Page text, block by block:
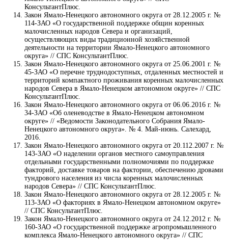
КонсультантПлюс.
Закон Ямало-Ненецкого автономного округа от 28.12.2005 г. №
114-ЗАО «О государственной поддержке общин коренных
малочисленных народов Севера и организаций,
осуществляющих виды традиционной хозяйственной
деятельности на территории Ямало-Ненецкого автономного
округа» // СПС КонсультантПлюс.
Закон Ямало-Ненецкого автономного округа от 25.06.2001 г. №
45-ЗАО «О перечне труднодоступных, отдаленных местностей и
территорий компактного проживания коренных малочисленных
народов Севера в Ямало-Ненецком автономном округе» // СПС
КонсультантПлюс.
Закон Ямало-Ненецкого автономного округа от 06.06.2016 г. №
34-ЗАО «Об оленеводстве в Ямало-Ненецком автономном
округе» // «Ведомости Законодательного Собрания Ямало-
Ненецкого автономного округа». № 4. Май-июнь. Салехард,
2016.
Закон Ямало-Ненецкого автономного округа от 20.112.2007 г. №
143-ЗАО «О наделении органов местного самоуправления
отдельными государственными полномочиями по поддержке
факторий, доставке товаров на фактории, обеспечению дровами
тундрового населения из числа коренных малочисленных
народов Севера» // СПС КонсультантПлюс.
Закон Ямало-Ненецкого автономного округа от 28.12.2005 г. №
113-ЗАО «О факториях в Ямало-Ненецком автономном округе»
// СПС КонсультантПлюс.
Закон Ямало-Ненецкого автономного округа от 24.12.2012 г. №
160-ЗАО «О государственной поддержке агропромышленного
комплекса Ямало-Ненецкого автономного округа» // СПС